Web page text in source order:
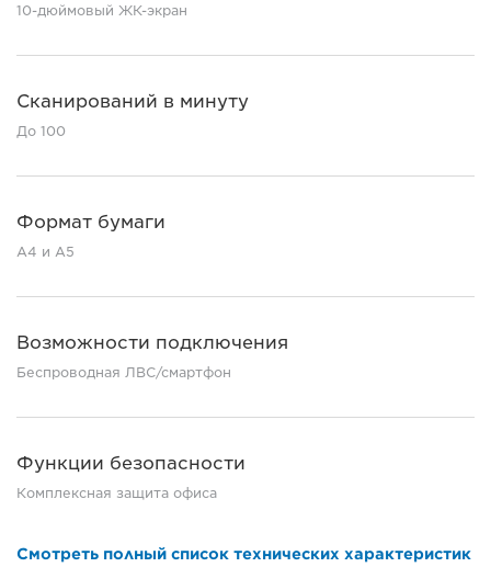
10-дюймовый ЖК-экран
Сканирований в минуту
До 100
Формат бумаги
A4 и A5
Возможности подключения
Беспроводная ЛВС/смартфон
Функции безопасности
Комплексная защита офиса
Смотреть полный список технических характеристик